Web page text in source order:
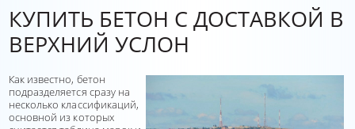
КУПИТЬ БЕТОН С ДОСТАВКОЙ В
ВЕРХНИЙ УСЛОН
Как известно, бетон
подразделяется сразу на
несколько классификаций,
основной из которых